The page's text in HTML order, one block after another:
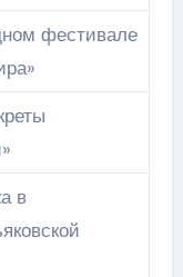
фестивале
в